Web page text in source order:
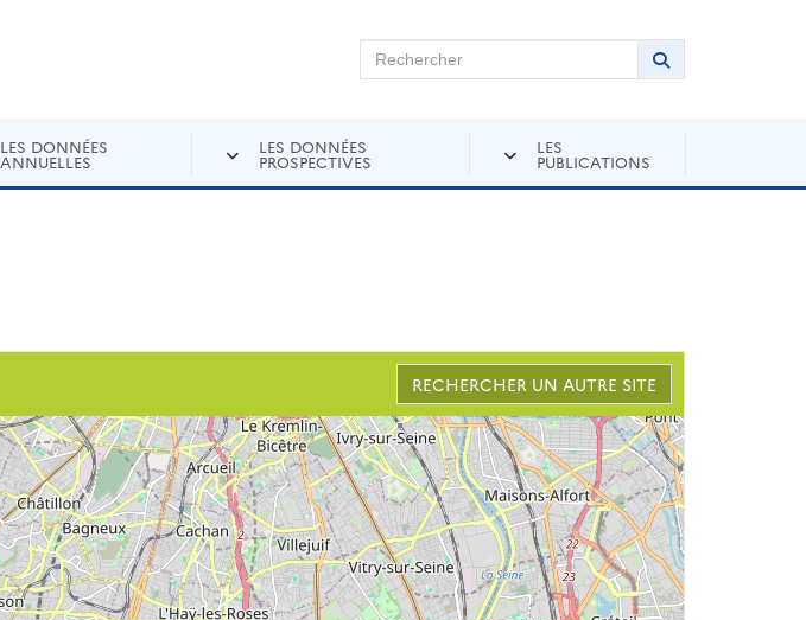
Rechercher sur Andra Inventaire Rechercher
Lancer la
LES DONNÉES
ANNUELLES
LES DONNÉES
PROSPECTIVES
LES
PUBLICATIONS
RECHERCHER UN AUTRE SITE